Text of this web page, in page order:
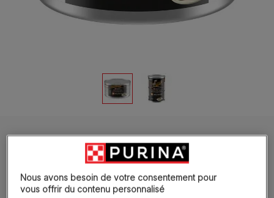
PRO PLAN® Veterinary Diets Chien Boite individuelle
PURINA® PRO PLAN® VETERINARY DIETS
Canine NF Renal Function - Boites pour
chien souffrant d'insuffisance rénale
Nous avons besoin de votre consentement pour
vous offrir du contenu personnalisé